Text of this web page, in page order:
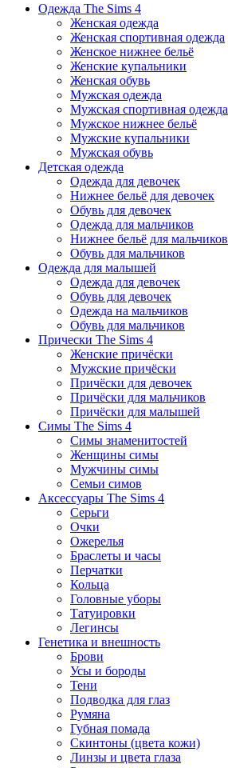
Одежда The Sims 4
Женская одежда
Женская спортивная одежда
Женское нижнее бельё
Женские купальники
Женская обувь
Мужская одежда
Мужская спортивная одежда
Мужское нижнее бельё
Мужские купальники
Мужская обувь
Детская одежда
Одежда для девочек
Нижнее бельё для девочек
Обувь для девочек
Одежда для мальчиков
Нижнее бельё для мальчиков
Обувь для мальчиков
Одежда для малышей
Одежда для девочек
Обувь для девочек
Одежда на мальчиков
Обувь для мальчиков
Прически The Sims 4
Женские причёски
Мужские причёски
Причёски для девочек
Причёски для мальчиков
Причёски для малышей
Симы The Sims 4
Симы знаменитостей
Женщины симы
Мужчины симы
Семьи симов
Аксессуары The Sims 4
Серьги
Очки
Ожерелья
Браслеты и часы
Перчатки
Кольца
Головные уборы
Татуировки
Легинсы
Генетика и внешность
Брови
Усы и бороды
Тени
Подводка для глаз
Румяна
Губная помада
Скинтоны (цвета кожи)
Линзы и цвета глаза